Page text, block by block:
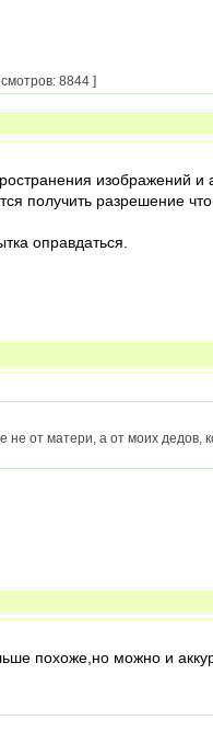
8844 ]
изображений и
получить разрешение
оправдаться.
от матери, а от моих дедов,
похоже,но можно и